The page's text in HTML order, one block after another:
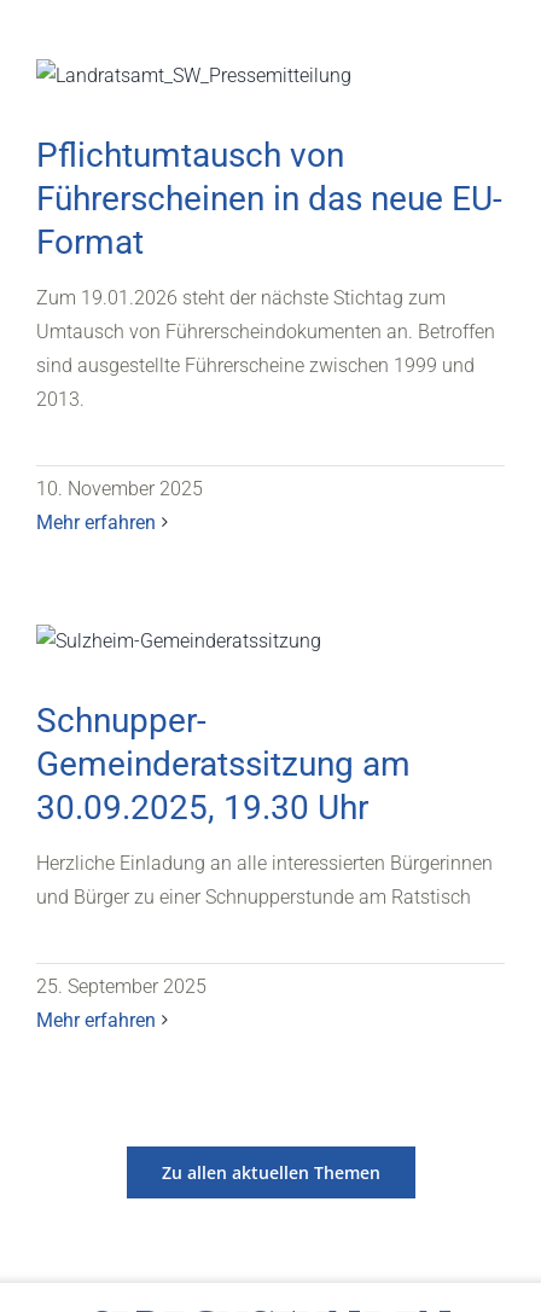
Pflichtumtausch von
Führerscheinen in das neue EU-
Format
Zum 19.01.2026 steht der nächste Stichtag zum
Umtausch von Führerscheindokumenten an. Betroffen
sind ausgestellte Führerscheine zwischen 1999 und
2013.
10. November 2025
Mehr erfahren
Schnupper-
Gemeinderatssitzung am
30.09.2025, 19.30 Uhr
Herzliche Einladung an alle interessierten Bürgerinnen
und Bürger zu einer Schnupperstunde am Ratstisch
25. September 2025
Mehr erfahren
Zu allen aktuellen Themen